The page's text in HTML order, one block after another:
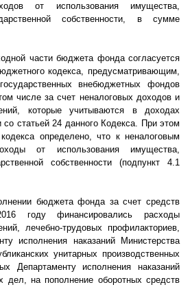
от использования имущества,
собственности, в сумме
части бюджета фонда согласуется
кодекса, предусматривающим,
внебюджетных фондов
числе за счет неналоговых доходов и
которые учитываются в доходах
статьей 24 данного Кодекса. При этом
определено, что к неналоговым
от использования имущества,
собственности (подпункт 4.1
бюджета фонда за счет средств
году финансировались расходы
лечебно-трудовых профилакториев,
исполнения наказаний Министерства
унитарных производственных
Департаменту исполнения наказаний
дел, на пополнение оборотных средств